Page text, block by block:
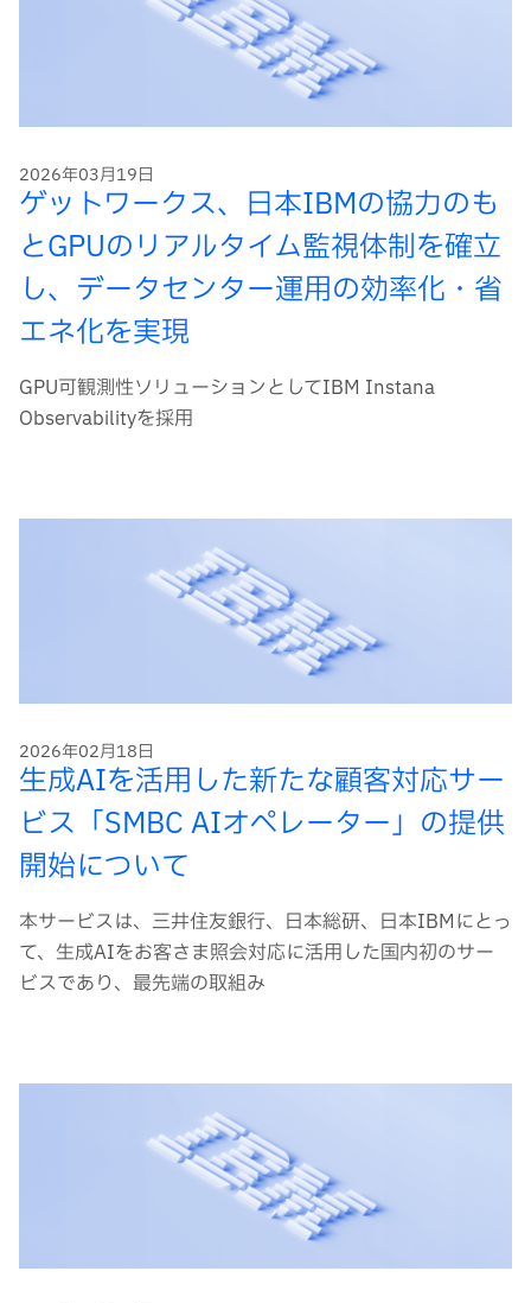
2026年03月19日
ゲットワークス、日本IBMの協力のも
とGPUのリアルタイム監視体制を確立
し、データセンター運用の効率化・省
エネ化を実現
GPU可観測性ソリューションとしてIBM Instana
Observabilityを採用
2026年02月18日
生成AIを活用した新たな顧客対応サー
ビス「SMBC AIオペレーター」の提供
開始について
本サービスは、三井住友銀行、日本総研、日本IBMにとっ
て、生成AIをお客さま照会対応に活用した国内初のサー
ビスであり、最先端の取組み